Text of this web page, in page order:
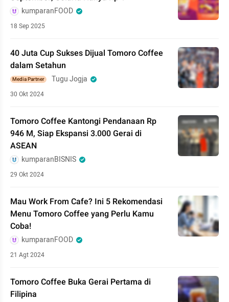
kumparanFOOD
18 Sep 2025
40 Juta Cup Sukses Dijual Tomoro Coffee
dalam Setahun
Media Partner Tugu Jogja
30 Okt 2024
Tomoro Coffee Kantongi Pendanaan Rp
946 M, Siap Ekspansi 3.000 Gerai di
ASEAN
kumparanBISNIS
29 Okt 2024
Mau Work From Cafe? Ini 5 Rekomendasi
Menu Tomoro Coffee yang Perlu Kamu
Coba!
kumparanFOOD
21 Agt 2024
Tomoro Coffee Buka Gerai Pertama di
Filipina